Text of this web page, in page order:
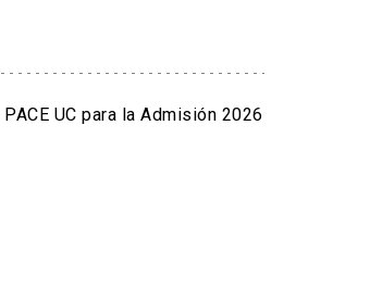
UC para la Admisión 2026